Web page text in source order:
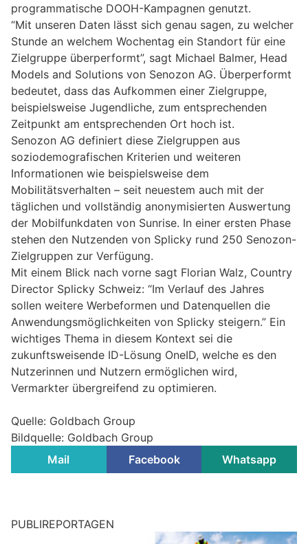
programmatische DOOH-Kampagnen genutzt.
“Mit unseren Daten lässt sich genau sagen, zu welcher
Stunde an welchem Wochentag ein Standort für eine
Zielgruppe überperformt”, sagt Michael Balmer, Head
Models and Solutions von Senozon AG. Überperformt
bedeutet, dass das Aufkommen einer Zielgruppe,
beispielsweise Jugendliche, zum entsprechenden
Zeitpunkt am entsprechenden Ort hoch ist.
Senozon AG definiert diese Zielgruppen aus
soziodemografischen Kriterien und weiteren
Informationen wie beispielsweise dem
Mobilitätsverhalten – seit neuestem auch mit der
täglichen und vollständig anonymisierten Auswertung
der Mobilfunkdaten von Sunrise. In einer ersten Phase
stehen den Nutzenden von Splicky rund 250 Senozon-
Zielgruppen zur Verfügung.
Mit einem Blick nach vorne sagt Florian Walz, Country
Director Splicky Schweiz: “Im Verlauf des Jahres
sollen weitere Werbeformen und Datenquellen die
Anwendungsmöglichkeiten von Splicky steigern.” Ein
wichtiges Thema in diesem Kontext sei die
zukunftsweisende ID-Lösung OneID, welche es den
Nutzerinnen und Nutzern ermöglichen wird,
Vermarkter übergreifend zu optimieren.
Quelle: Goldbach Group
Bildquelle: Goldbach Group
Mail
Facebook Whatsapp
PUBLIREPORTAGEN